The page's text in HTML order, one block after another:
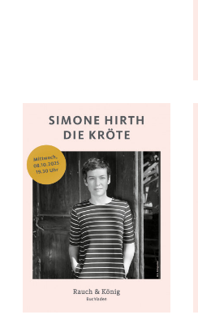
Simone Hirth: Die Kröte